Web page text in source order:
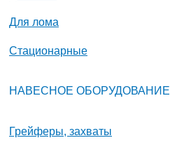
Для лома
Стационарные
НАВЕСНОЕ ОБОРУДОВАНИЕ
Грейферы, захваты